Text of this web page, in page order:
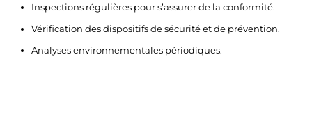
Inspections régulières pour s’assurer de la conformité.
Vérification des dispositifs de sécurité et de prévention.
Analyses environnementales périodiques.